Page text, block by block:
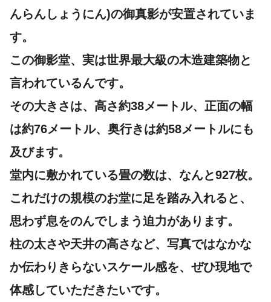
んらんしょうにん)の御真影が安置されていま
す。
この御影堂、実は世界最大級の木造建築物と
言われているんです。
その大きさは、高さ約38メートル、正面の幅
は約76メートル、奥行きは約58メートルにも
及びます。
堂内に敷かれている畳の数は、なんと927枚。
これだけの規模のお堂に足を踏み入れると、
思わず息をのんでしまう迫力があります。
柱の太さや天井の高さなど、写真ではなかな
か伝わりきらないスケール感を、ぜひ現地で
体感していただきたいです。